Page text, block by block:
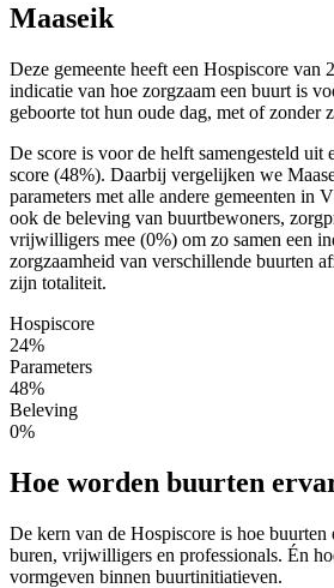
Maaseik
Deze gemeente heeft een Hospiscore van
indicatie van hoe zorgzaam een buurt is
geboorte tot hun oude dag, met of zonder
De score is voor de helft samengesteld uit
score (48%). Daarbij vergelijken we
parameters met alle andere gemeenten in
ook de beleving van buurtbewoners,
vrijwilligers mee (0%) om zo samen een
zorgzaamheid van verschillende buurten
zijn totaliteit.
Hospiscore
24%
Parameters
48%
Beleving
0%
Hoe worden buurten
De kern van de Hospiscore is hoe
buren, vrijwilligers en professionals. Én
vormgeven binnen buurtinitiatieven.